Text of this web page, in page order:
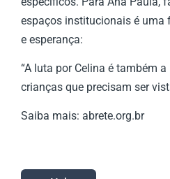
espaços institucionais é uma
e esperança:
“A luta por Celina é também
crianças que precisam ser
Saiba mais: abrete.org.br